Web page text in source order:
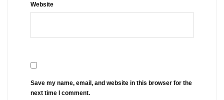
Website
Save my name, email, and website in this browser for the
next time I comment.